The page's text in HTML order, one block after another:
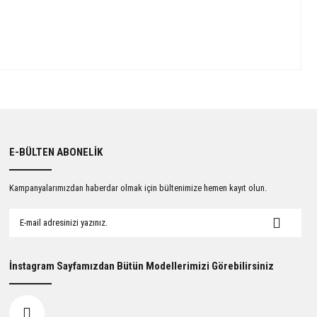
E-BÜLTEN ABONELİK
Kampanyalarımızdan haberdar olmak için bültenimize hemen kayıt olun.
İnstagram Sayfamızdan Bütün Modellerimizi Görebilirsiniz